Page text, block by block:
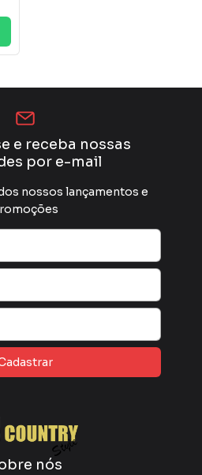
e receba nossas
por e-mail
nossos lançamentos e
nós